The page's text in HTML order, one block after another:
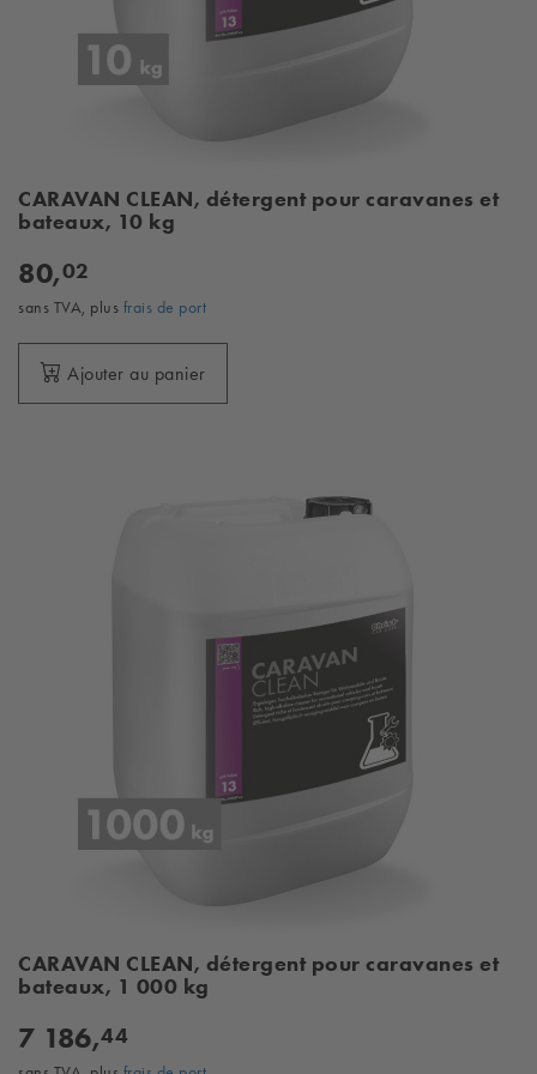
CARAVAN CLEAN, détergent pour caravanes et
bateaux, 10 kg
80,02
sans TVA, plus frais de port
Ajouter au panier
CARAVAN CLEAN, détergent pour caravanes et
bateaux, 1 000 kg
7 186,44